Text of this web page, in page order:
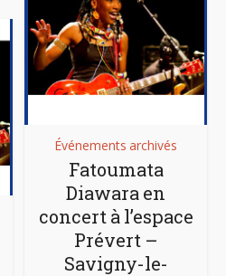
Événements archivés
Fatoumata
Diawara en
concert à l’espace
Prévert –
Savigny-le-